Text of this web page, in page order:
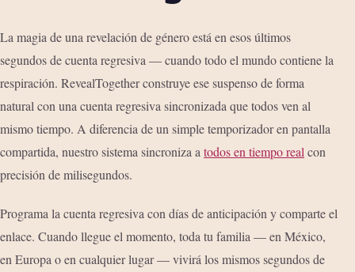
La magia de una revelación de género está en esos últimos
segundos de cuenta regresiva — cuando todo el mundo contiene la
respiración. RevealTogether construye ese suspenso de forma
natural con una cuenta regresiva sincronizada que todos ven al
mismo tiempo. A diferencia de un simple temporizador en pantalla
compartida, nuestro sistema sincroniza a todos en tiempo real con
precisión de milisegundos.
Programa la cuenta regresiva con días de anticipación y comparte el
enlace. Cuando llegue el momento, toda tu familia — en México,
en Europa o en cualquier lugar — vivirá los mismos segundos de